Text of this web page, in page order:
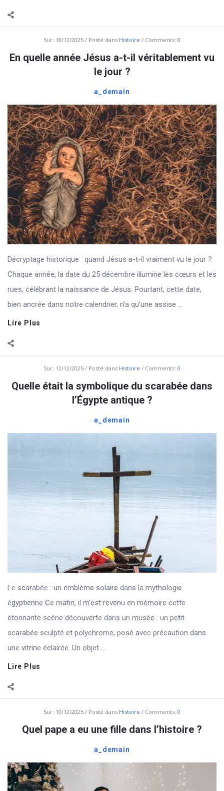
Sur: 18/12/2025 Posté dans Histoire Comments: 0
En quelle année Jésus a-t-il véritablement vu
le jour ?
a_demain
Décryptage historique : quand Jésus a-t-il vraiment vu le jour ?
Chaque année, la date du 25 décembre illumine les cœurs et les
rues, célébrant la naissance de Jésus. Pourtant, cette date,
bien ancrée dans notre calendrier, n’a qu’une assise ...
Lire Plus
Sur: 12/12/2025 Posté dans Histoire Comments: 0
Quelle était la symbolique du scarabée dans
l’Égypte antique ?
a_demain
Le scarabée : un emblème solaire dans la mythologie
égyptienne Ce matin, il m’est revenu en mémoire cette
étonnante scène découverte dans un musée : un petit
scarabée sculpté et polychrome, posé avec précaution dans
une vitrine éclairée. Un objet ...
Lire Plus
Sur: 10/12/2025 Posté dans Histoire Comments: 0
Quel pape a eu une fille dans l’histoire ?
a_demain